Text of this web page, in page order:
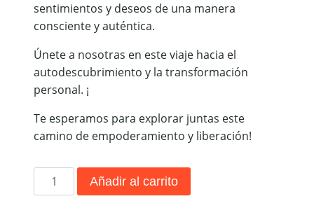
sentimientos y deseos de una manera
consciente y auténtica.
Únete a nosotras en este viaje hacia el
autodescubrimiento y la transformación
personal. ¡
Te esperamos para explorar juntas este
camino de empoderamiento y liberación!
Programa
ReConecta
Añadir al carrito